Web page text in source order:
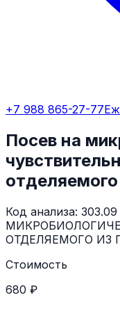
+7 988 865-27-77
Посев на
отделяемого
Код анализа: 303.09
ОТДЕЛЯЕМОГО ИЗ
Стоимость
680 ₽